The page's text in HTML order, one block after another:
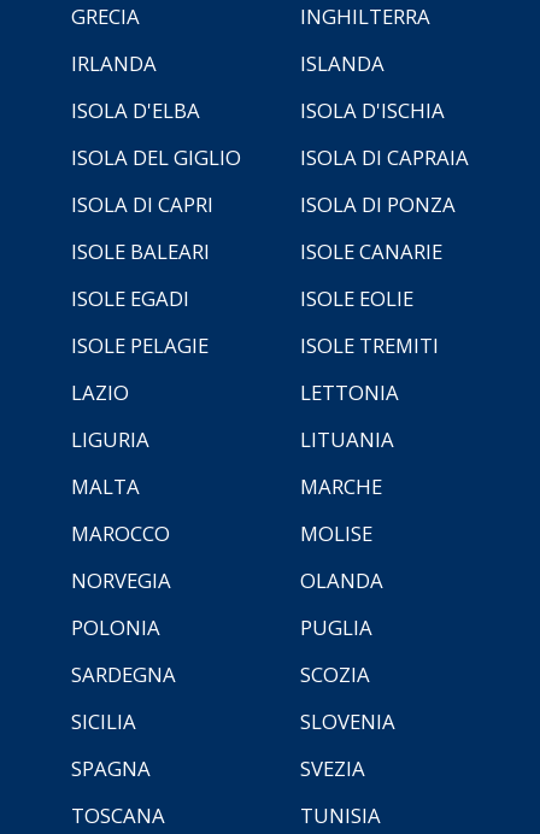
GRECIA
INGHILTERRA
IRLANDA
ISLANDA
ISOLA D'ELBA
ISOLA D'ISCHIA
ISOLA DEL GIGLIO
ISOLA DI CAPRAIA
ISOLA DI CAPRI
ISOLA DI PONZA
ISOLE BALEARI
ISOLE CANARIE
ISOLE EGADI
ISOLE EOLIE
ISOLE PELAGIE
ISOLE TREMITI
LAZIO
LETTONIA
LIGURIA
LITUANIA
MALTA
MARCHE
MAROCCO
MOLISE
NORVEGIA
OLANDA
POLONIA
PUGLIA
SARDEGNA
SCOZIA
SICILIA
SLOVENIA
SPAGNA
SVEZIA
TOSCANA
TUNISIA